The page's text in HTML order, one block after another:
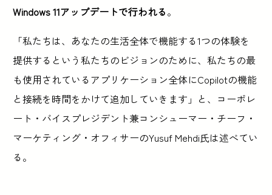
Windows 11アップデートで行われる。
「私たちは、あなたの生活全体で機能する1つの体験を
提供するという私たちのビジョンのために、私たちの最
も使用されているアプリケーション全体にCopilotの機能
と接続を時間をかけて追加していきます」と、コーポレ
ート・バイスプレジデント兼コンシューマー・チーフ・
マーケティング・オフィサーのYusuf Mehdi氏は述べてい
る。